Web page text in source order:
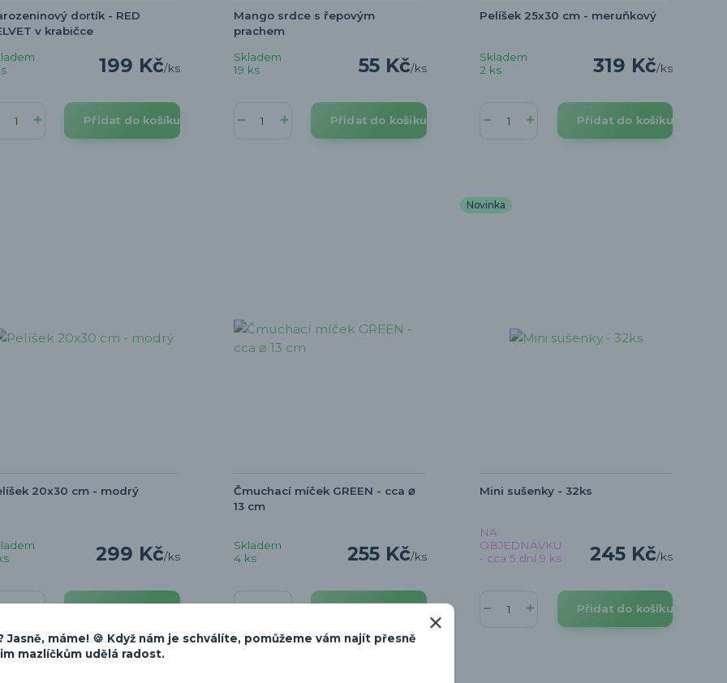
dortík - RED
v krabičce
199 Kč/ks
Přidat do košíku
Mango srdce s řepovým
prachem
55 Kč/ks
Skladem
19 ks
Přidat do košíku
Pelíšek 25x30 cm - meruňkový
319 Kč/ks
Skladem
2 ks
Přidat do košíku
20x30 cm - modrý
299 Kč/ks
Čmuchací míček GREEN - cca ⌀
13 cm
255 Kč/ks
Skladem
4 ks
Novinka
Mini sušenky - 32ks
245 Kč/ks
NA
OBJEDNÁVKU
- cca 5 dní 9 ks
Přidat do košíku
Jasně, máme! 🍪 Když nám je schválíte, pomůžeme vám najít přesně
mazlíčkům udělá radost.